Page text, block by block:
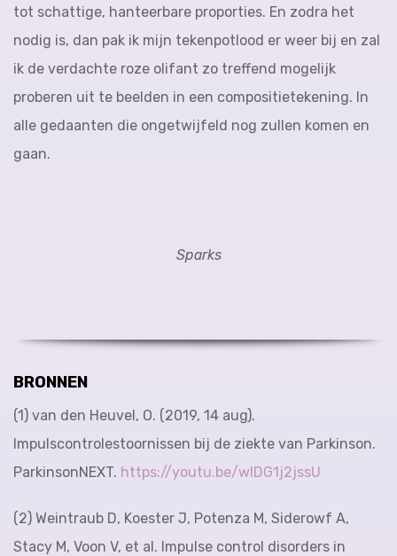
tot schattige, hanteerbare proporties. En zodra het
nodig is, dan pak ik mijn tekenpotlood er weer bij en zal
ik de verdachte roze olifant zo treffend mogelijk
proberen uit te beelden in een compositietekening. In
alle gedaanten die ongetwijfeld nog zullen komen en
gaan.
Sparks
BRONNEN
(1) van den Heuvel, O. (2019, 14 aug).
Impulscontrolestoornissen bij de ziekte van Parkinson.
ParkinsonNEXT. https://youtu.be/wlDG1j2jssU
(2) Weintraub D, Koester J, Potenza M, Siderowf A,
Stacy M, Voon V, et al. Impulse control disorders in